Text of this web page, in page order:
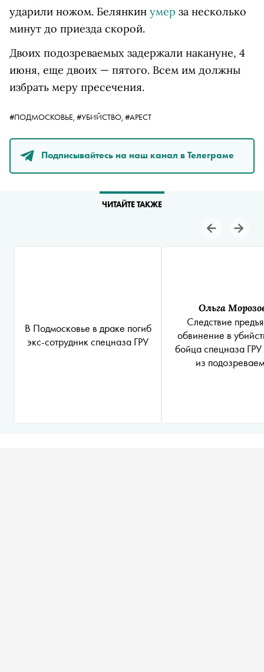
ударили ножом. Белянкин умер за несколько
минут до приезда скорой.
Двоих подозреваемых задержали накануне, 4
июня, еще двоих — пятого. Всем им должны
избрать меру пресечения.
#ПОДМОСКОВЬЕ, #УБИЙСТВО, #АРЕСТ
Подписывайтесь на наш канал в Телеграме
ЧИТАЙТЕ ТАКЖЕ
В Подмосковье в драке погиб
экс-сотрудник спецназа ГРУ
Ольга
Следствие
обвинение в
бойца спецназа
из